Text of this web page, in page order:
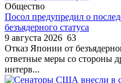
Общество
Посол предупредил о
безъядерного статуса
9 августа 2026 63
Отказ Японии от
ответные меры со стороны
интерв...